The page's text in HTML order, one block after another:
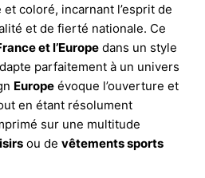
et coloré, incarnant l’esprit de
et de fierté nationale. Ce
et l’Europe dans un style
parfaitement à un univers
Europe évoque l’ouverture et
en étant résolument
sur une multitude
ou de vêtements sports